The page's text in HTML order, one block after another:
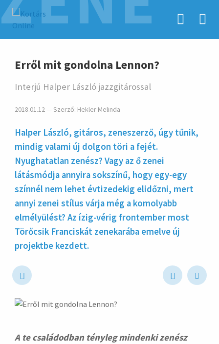
hirdetés
Erről mit gondolna Lennon?
Interjú Halper László jazzgitárossal
2018.01.12 — Szerző: Hekler Melinda
Halper László, gitáros, zeneszerző, úgy tűnik,
mindig valami új dolgon töri a fejét.
Nyughatatlan zenész? Vagy az ő zenei
látásmódja annyira sokszínű, hogy egy-egy
színnél nem lehet évtizedekig elidőzni, mert
annyi zenei stílus várja még a komolyabb
elmélyülést? Az ízig-vérig frontember most
Törőcsik Franciskát zenekarába emelve új
projektbe kezdett.
A te családodban tényleg mindenki zenész